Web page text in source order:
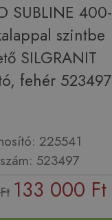
SUBLINE 400-
szintbe
SILGRANIT
fehér 523497
225541
523497
133 000 Ft